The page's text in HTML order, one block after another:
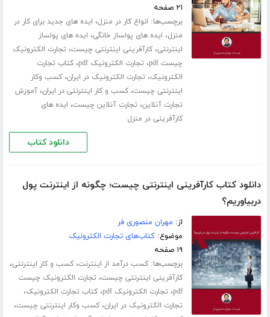
۲۱ صفحه
برچسب‌ها: انواع کار در منزل، ایده های جدید برای کار در
منزل، ایده های پولساز خانگی، ایده های پولساز
اینترنتی،کارآفرینی اینترنتی چیست، تجارت الکترونیک
چیست pdf
، تجارت الکترونیک pdf ،کتاب تجارت
الکترونیک، تجارت الکترونیک در ایران،کسب وکار
اینترنتی چیست،کسب و کار اینترنتی در ایران،آموزش
تجارت آنلاین، تجارت آنلاین چیست، ایده های
کارآفرینی در منزل
دانلود کتاب
دانلود کتاب کارآفرینی اینترنتی چیست؛ چگونه از اینترنت پول
دربیاوریم؟
از: مهران منصوری فر
موضوع:کتاب‌های تجارت الکترونیک
۱۹ صفحه
برچسب‌ها:کسب درآمد از اینترنت،کسب و کار اینترنتی،
کارآفرینی اینترنتی چیست، تجارت الکترونیک چیست
pdf، تجارت الکترونیک pdf ،کتاب تجارت الکترونیک،
تجارت الکترونیک در ایران،کسب وکار اینترنتی چیست،